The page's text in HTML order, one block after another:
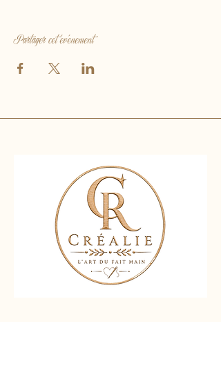
Partager cet événement